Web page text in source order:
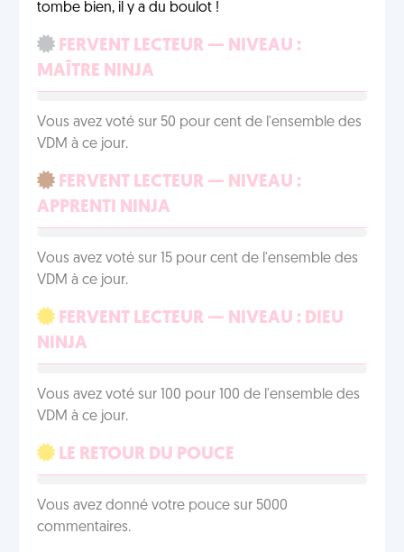
tombe bien, il y a du boulot !
FERVENT LECTEUR — NIVEAU :
MAÎTRE NINJA
Vous avez voté sur 50 pour cent de l'ensemble des
VDM à ce jour.
FERVENT LECTEUR — NIVEAU :
APPRENTI NINJA
Vous avez voté sur 15 pour cent de l'ensemble des
VDM à ce jour.
FERVENT LECTEUR — NIVEAU : DIEU
NINJA
Vous avez voté sur 100 pour 100 de l'ensemble des
VDM à ce jour.
LE RETOUR DU POUCE
Vous avez donné votre pouce sur 5000
commentaires.